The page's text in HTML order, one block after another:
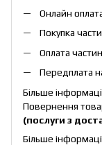
Онлайн
Покупка
Оплата
Передплата
Більше
Повернення
(послуги з
Більше